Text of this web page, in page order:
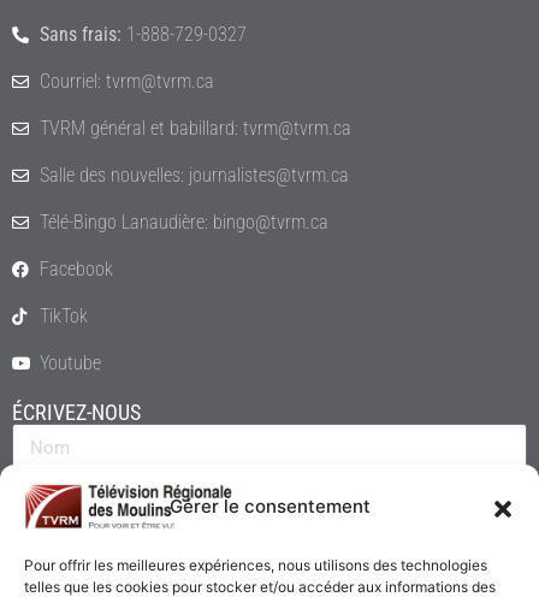
Gérer le consentement
Pour offrir les meilleures expériences, nous utilisons des technologies
telles que les cookies pour stocker et/ou accéder aux informations des
Sans frais: 1-888-729-0327
Courriel: tvrm@tvrm.ca
TVRM général et babillard: tvrm@tvrm.ca
Salle des nouvelles: journalistes@tvrm.ca
Télé-Bingo Lanaudière: bingo@tvrm.ca
Facebook
TikTok
Youtube
ÉCRIVEZ-NOUS